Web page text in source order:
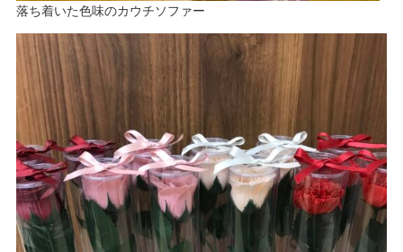
落ち着いた色味のカウチソファー